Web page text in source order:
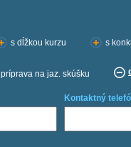
s dĺžkou kurzu s
príprava na jaz. skúšku
Kontaktný